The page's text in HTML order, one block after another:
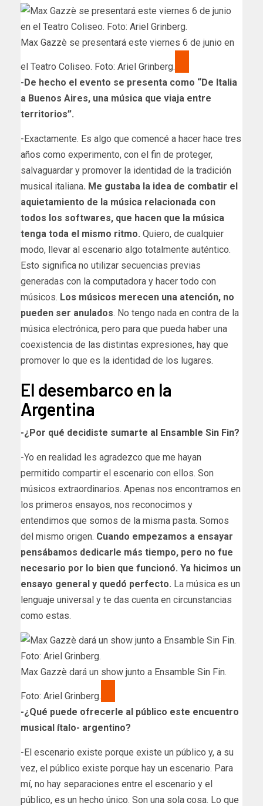
Max Gazzè se presentará este viernes 6 de junio en
el Teatro Coliseo. Foto: Ariel Grinberg.
-De hecho el evento se presenta como “D​e Italia
a Buenos Aires, una música que viaja entre
territorios”.
-Exactamente. Es algo que comencé a hacer hace tres
años como experimento, con el fin de proteger,
salvaguardar y promover la identidad de la tradición
musical italiana. Me gustaba la idea de combatir el
aquietamiento de la música relacionada con
todos los softwares, que hacen que la música
tenga toda el mismo ritmo. Quiero, de cualquier
modo, llevar al escenario algo totalmente auténtico.
Esto significa no utilizar secuencias previas
generadas con la computadora y hacer todo con
músicos. Los músicos merecen una atención, no
pueden ser anulados. No tengo nada en contra de la
música electrónica, pero para que pueda haber una
coexistencia de las distintas expresiones, hay que
promover lo que es la identidad de los lugares.
El desembarco en la
Argentina
-¿Por qué decidiste sumarte al Ensamble Sin Fin?
-Yo en realidad les agradezco que me hayan
permitido compartir el escenario con ellos. Son
músicos extraordinarios. Apenas nos encontramos en
los primeros ensayos, nos reconocimos y
entendimos que somos de la misma pasta. Somos
del mismo origen. Cuando empezamos a ensayar
pensábamos dedicarle más tiempo, pero no fue
necesario por lo bien que funcionó. Ya hicimos un
ensayo general y quedó perfecto. La música es un
lenguaje universal y te das cuenta en circunstancias
como estas.
Max Gazzè dará un show junto a Ensamble Sin Fin.
Foto: Ariel Grinberg.
-¿Qué puede ofrecerle al público este encuentro
musical ​ítalo- argentino?
-El escenario existe porque existe un público y, a su
vez, el público existe porque hay un escenario. Para
mí, no hay separaciones entre el escenario y el
público, es un hecho​ único. Son una sola cosa. Lo que